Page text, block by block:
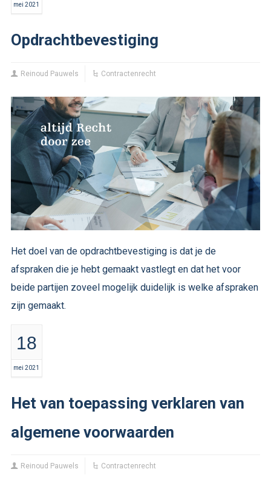
mei 2021
Opdrachtbevestiging
Reinoud Pauwels Contractenrecht
Het doel van de opdrachtbevestiging is dat je de
afspraken die je hebt gemaakt vastlegt en dat het voor
beide partijen zoveel mogelijk duidelijk is welke afspraken
zijn gemaakt.
18
mei 2021
Het van toepassing verklaren van
algemene voorwaarden
Reinoud Pauwels Contractenrecht